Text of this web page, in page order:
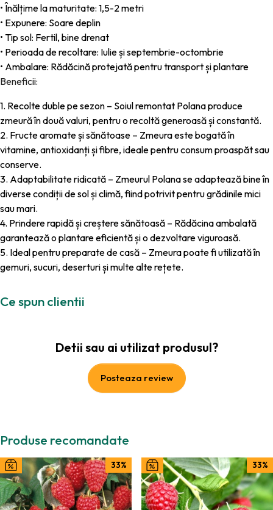
• Înălțime la maturitate: 1,5-2 metri
• Expunere: Soare deplin
• Tip sol: Fertil, bine drenat
• Perioada de recoltare: Iulie și septembrie-octombrie
• Ambalare: Rădăcină protejată pentru transport și plantare
Beneficii:
1. Recolte duble pe sezon – Soiul remontat Polana produce
zmeură în două valuri, pentru o recoltă generoasă și constantă.
2. Fructe aromate și sănătoase – Zmeura este bogată în
vitamine, antioxidanți și fibre, ideale pentru consum proaspăt sau
conserve.
3. Adaptabilitate ridicată – Zmeurul Polana se adaptează bine în
diverse condiții de sol și climă, fiind potrivit pentru grădinile mici
sau mari.
4. Prindere rapidă și creștere sănătoasă – Rădăcina ambalată
garantează o plantare eficientă și o dezvoltare viguroasă.
5. Ideal pentru preparate de casă – Zmeura poate fi utilizată în
gemuri, sucuri, deserturi și multe alte rețete.
Ce spun clientii
Detii sau ai utilizat produsul?
Posteaza review
Produse recomandate
33% 33%